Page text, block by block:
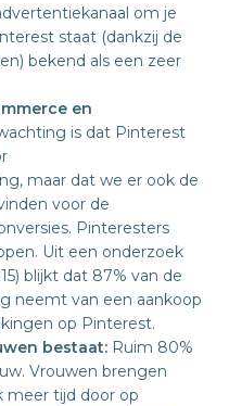
om je
staat (dankzij de
bekend als een zeer
en
is dat Pinterest
maar dat we er ook de
voor de
Pinteresters
Uit een onderzoek
blijkt dat 87% van de
neemt van een aankoop
op Pinterest.
bestaat: Ruim 80%
Vrouwen brengen
meer tijd door op